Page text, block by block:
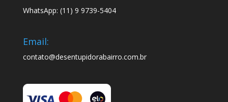
WhatsApp: (11) 9 9739-5404
Email:
contato@desentupidorabairro.com.br